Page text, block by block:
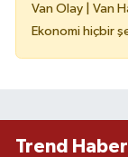
Van Olay | Van
Ekonomi hiçbir
Trend